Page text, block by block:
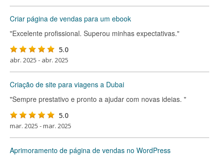
Criar página de vendas para um ebook
"Excelente profissional. Superou minhas expectativas."
5.0
abr. 2025 - abr. 2025
Criação de site para viagens a Dubai
"Sempre prestativo e pronto a ajudar com novas ideias. "
5.0
mar. 2025 - mar. 2025
Aprimoramento de página de vendas no WordPress